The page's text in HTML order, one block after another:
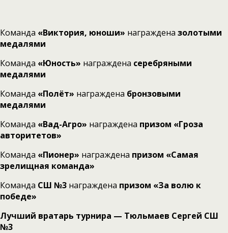
Команда «Виктория, юноши» награждена золотыми
медалями
Команда «Юность» награждена серебряными
медалями
Команда «Полёт» награждена бронзовыми
медалями
Команда «Вад-Агро» награждена призом «Гроза
авторитетов»
Команда «Пионер» награждена призом «Самая
зрелищная команда»
Команда СШ №3 награждена призом «За волю к
победе»
Лучший вратарь турнира — Тюльмаев Сергей СШ
№3